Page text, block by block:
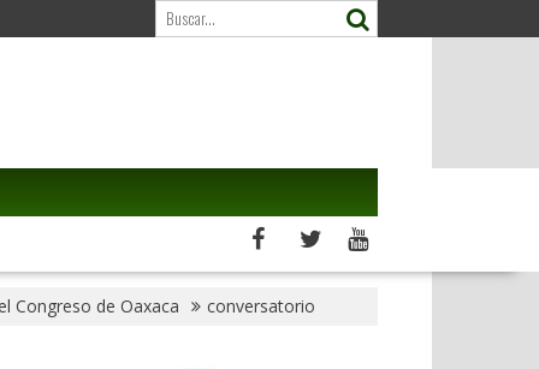
Congreso de Oaxaca conversatorio